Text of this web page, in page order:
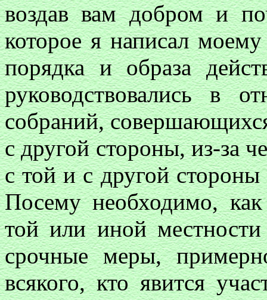
воздав вам добром и
которое я написал
порядка и образа
руководствовались в
собраний,
с другой стороны, из-за
с той и с другой
Посему необходимо,
той или иной
срочные меры,
всякого, кто явится